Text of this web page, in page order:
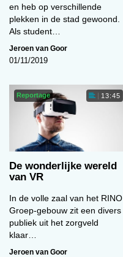
en heb op verschillende
plekken in de stad gewoond.
Als student…
Jeroen van Goor
01/11/2019
Reportage 13:45
De wonderlijke wereld
van VR
In de volle zaal van het RINO
Groep-gebouw zit een divers
publiek uit het zorgveld
klaar…
Jeroen van Goor